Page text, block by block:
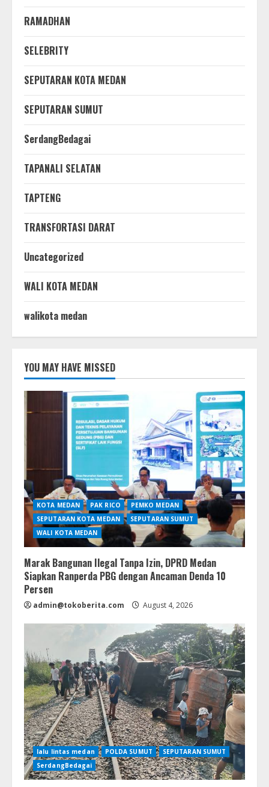
RAMADHAN
SELEBRITY
SEPUTARAN KOTA MEDAN
SEPUTARAN SUMUT
SerdangBedagai
TAPANALI SELATAN
TAPTENG
TRANSFORTASI DARAT
Uncategorized
WALI KOTA MEDAN
walikota medan
YOU MAY HAVE MISSED
KOTA MEDAN PAK RICO
PEMKO MEDAN
SEPUTARAN KOTA MEDAN
SEPUTARAN SUMUT
WALI KOTA MEDAN
Marak Bangunan Ilegal Tanpa Izin, DPRD Medan
Siapkan Ranperda PBG dengan Ancaman Denda 10
Persen
admin@tokoberita.com August 4, 2026
lalu lintas medan POLDA SUMUT
SEPUTARAN SUMUT
SerdangBedagai